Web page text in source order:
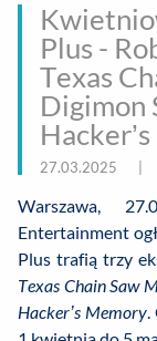
Plus -
Texas
Digimon
27.03.2025
Warszawa,
Entertainment
Plus trafią trzy
Texas Chain Saw
Hacker’s Memory.